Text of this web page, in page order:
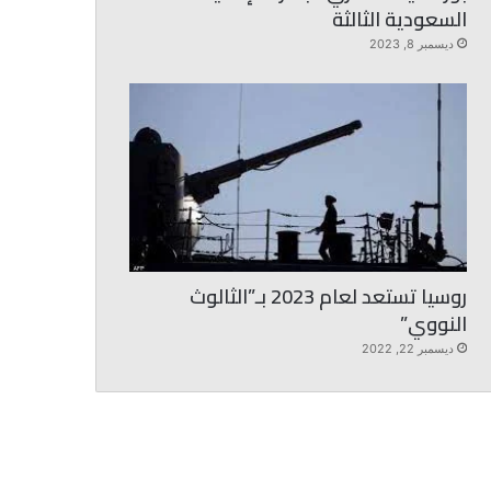
السعودية الثالثة
ديسمبر 8, 2023
روسيا تستعد لعام 2023 بـ”الثالوث
النووي”
ديسمبر 22, 2022